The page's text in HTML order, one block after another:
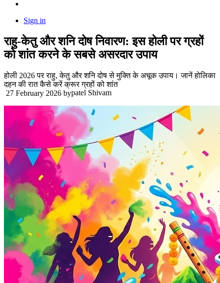
Sign in
राहु-केतु और शनि दोष निवारण: इस होली पर ग्रहों
को शांत करने के सबसे असरदार उपाय
होली 2026 पर राहु, केतु और शनि दोष से मुक्ति के अचूक उपाय। जानें होलिका
दहन की रात कैसे करें क्रूर ग्रहों को शांत
27 February 2026 bypatel Shivam